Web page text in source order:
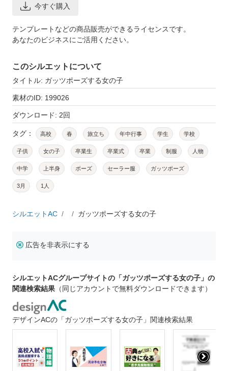
今すぐ購入
テンプレートなどの商品販売ができるライセンスです。
あなたのビジネスにご活用ください。
このシルエットについて
タイトル: ガッツポーズする女の子
素材のID: 199026
ダウンロード: 2回
タグ： 高校 春 旅立ち 年中行事 学生 学校
子供 女の子 卒業生 卒業式 卒業 制服 人物
中学 上半身 ポーズ セーラー服 ガッツポーズ
3月 1人
シルエットAC ガッツポーズする女の子
広告を非表示にする
シルエットACグループサイトの「ガッツポーズする女の子」の
関連検索結果 （同じアカウントで無料ダウンロードできます）
デザインACの「ガッツポーズする女の子」関連検索結果